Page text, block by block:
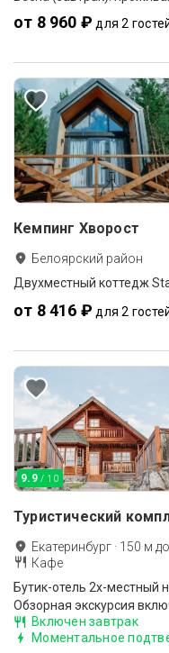
от 8 960 ₽ для 2
Кемпинг Хворост
Белоярский район
Двухместный коттедж
от 8 416 ₽ для 2
9.9 / 10
Туристический
Екатеринбург · 150 м до
Кафе
Бутик-отель 2х-местный
Обзорная экскурсия
Включен завтрак
Моментальное